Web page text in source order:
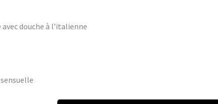
douche à l’italienne